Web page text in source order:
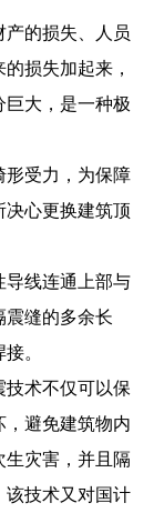
产的损失、人员
损失加起来，
巨大，是一种极
形受力，为保障
决心更换建筑顶
导线连通上部与
震缝的多余长
。
技术不仅可以保
，避免建筑物内
生灾害，并且隔
该技术又对国计